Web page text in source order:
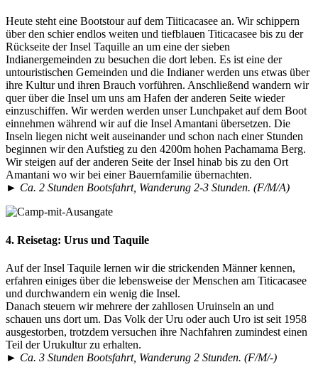
Heute steht eine Bootstour auf dem Tiiticacasee an. Wir schippern
über den schier endlos weiten und tiefblauen Titicacasee bis zu der
Rückseite der Insel Taquille an um eine der sieben
Indianergemeinden zu besuchen die dort leben. Es ist eine der
untouristischen Gemeinden und die Indianer werden uns etwas über
ihre Kultur und ihren Brauch vorführen. Anschließend wandern wir
quer über die Insel um uns am Hafen der anderen Seite wieder
einzuschiffen. Wir werden werden unser Lunchpaket auf dem Boot
einnehmen während wir auf die Insel Amantani übersetzen. Die
Inseln liegen nicht weit auseinander und schon nach einer Stunden
beginnen wir den Aufstieg zu den 4200m hohen Pachamama Berg.
Wir steigen auf der anderen Seite der Insel hinab bis zu den Ort
Amantani wo wir bei einer Bauernfamilie übernachten.
► Ca. 2 Stunden Bootsfahrt, Wanderung 2-3 Stunden. (F/M/A)
4. Reisetag: Urus und Taquile
Auf der Insel Taquile lernen wir die strickenden Männer kennen,
erfahren einiges über die lebensweise der Menschen am Titicacasee
und durchwandern ein wenig die Insel.
Danach steuern wir mehrere der zahllosen Uruinseln an und
schauen uns dort um. Das Volk der Uru oder auch Uro ist seit 1958
ausgestorben, trotzdem versuchen ihre Nachfahren zumindest einen
Teil der Urukultur zu erhalten.
► Ca. 3 Stunden Bootsfahrt, Wanderung 2 Stunden. (F/M/-)